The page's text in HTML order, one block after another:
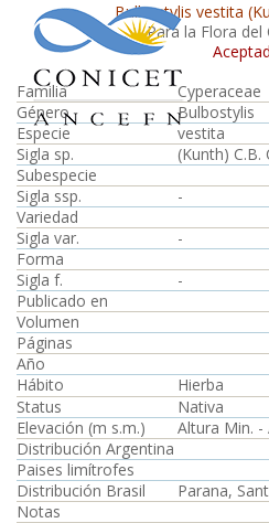
Bulbostylis vestita
Para la Flora del
Familia
Cyperaceae
Género
Bulbostylis
Especie
vestita
Sigla sp.
(Kunth) C.B.
Subespecie
Sigla ssp.
-
Variedad
Sigla var.
-
Forma
Sigla f.
-
Publicado en
Volumen
Páginas
Año
Hábito
Hierba
Status
Nativa
Elevación (m s.m.)
Altura Min. -
Distribución Argentina
Paises limítrofes
Distribución Brasil
Parana,
Notas